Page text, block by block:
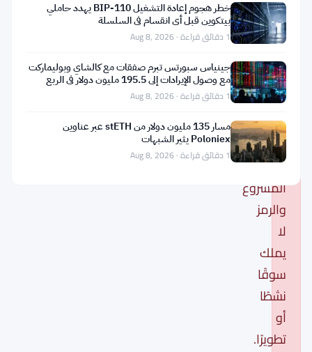
لا
تستثمر
في
هذه
العملة
—
تم
إيقاف
المشروع
والرمز
لا
يملك
سوقًا
نشطًا
أو
تطويرًا.
خطر هجوم إعادة التشغيل BIP-110 يهدد حاملي
بيتكوين قبل أي انقسام في السلسلة
1 دقائق قراءة · Aug 8, 2026
جينياس سبورتس تبرم صفقات مع كالشاي وبوليماركت
مع وصول الإيرادات إلى 195.5 مليون دولار في الربع
الثاني1 دقائق قراءة · Aug 8, 2026
مسار 135 مليون دولار من stETH عبر عناوين
Poloniex يثير الشبهات
1 دقائق قراءة · Aug 8, 2026